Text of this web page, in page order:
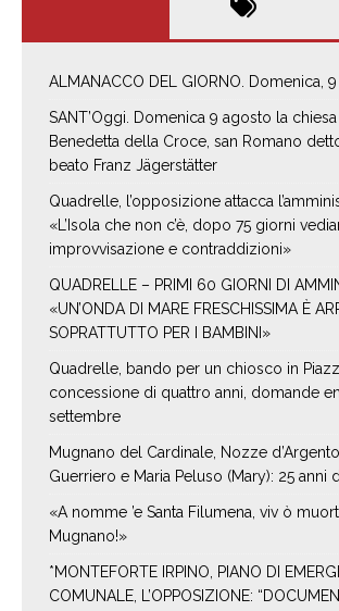
ALMANACCO DEL GIORNO. Domenica,
SANT’Oggi. Domenica 9 agosto la chiesa
Benedetta della Croce, san Romano
beato Franz Jägerstätter
Quadrelle, l’opposizione attacca
«L’Isola che non c’è, dopo 75 giorni
improvvisazione e contraddizioni»
QUADRELLE – PRIMI 60 GIORNI DI
«UN’ONDA DI MARE FRESCHISSIMA È
SOPRATTUTTO PER I BAMBINI»
Quadrelle, bando per un chiosco in
concessione di quattro anni, domande
settembre
Mugnano del Cardinale, Nozze
Guerriero e Maria Peluso (Mary): 25 anni
«A nomme ’e Santa Filumena, viv ò
Mugnano!»
*MONTEFORTE IRPINO, PIANO DI
COMUNALE, L’OPPOSIZIONE: